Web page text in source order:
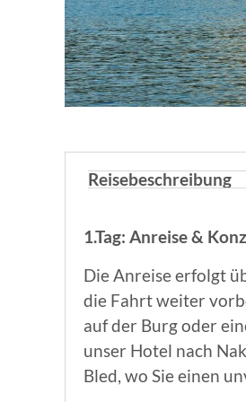
Reisebeschreibung
1.Tag: Anreise &
Die Anreise erfolgt
die Fahrt weiter
auf der Burg oder
unser Hotel nach
Bled, wo Sie einen